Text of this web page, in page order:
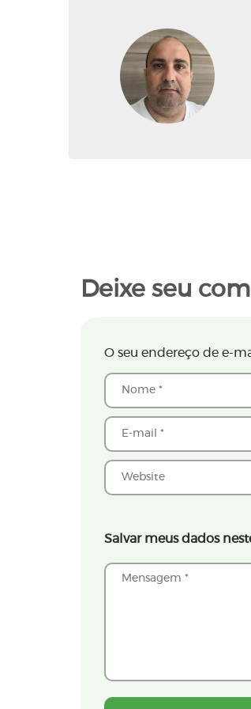
Deixe seu
O seu endereço de e-
Salvar meus dados